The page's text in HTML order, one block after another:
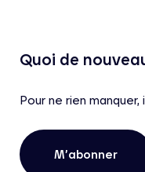
Quoi de
Pour ne rien
M’abonner